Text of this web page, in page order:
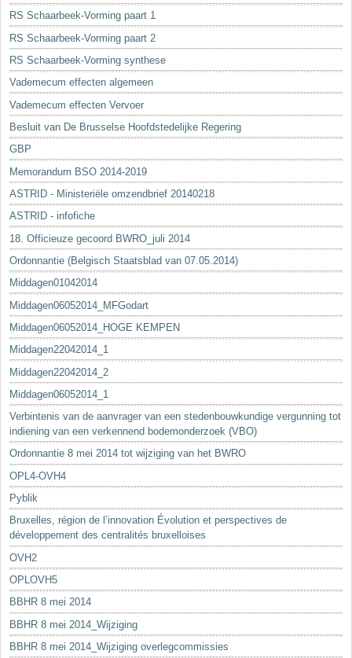
RS Schaarbeek-Vorming paart 1
RS Schaarbeek-Vorming paart 2
RS Schaarbeek-Vorming synthese
Vademecum effecten algemeen
Vademecum effecten Vervoer
Besluit van De Brusselse Hoofdstedelijke Regering
GBP
Memorandum BSO 2014-2019
ASTRID - Ministeriële omzendbrief 20140218
ASTRID - infofiche
18. Officieuze gecoord BWRO_juli 2014
Ordonnantie (Belgisch Staatsblad van 07.05.2014)
Middagen01042014
Middagen06052014_MFGodart
Middagen06052014_HOGE KEMPEN
Middagen22042014_1
Middagen22042014_2
Middagen06052014_1
Verbintenis van de aanvrager van een stedenbouwkundige vergunning tot
indiening van een verkennend bodemonderzoek (VBO)
Ordonnantie 8 mei 2014 tot wijziging van het BWRO
OPL4-OVH4
Pyblik
Bruxelles, région de l’innovation Évolution et perspectives de
développement des centralités bruxelloises
OVH2
OPLOVH5
BBHR 8 mei 2014
BBHR 8 mei 2014_Wijziging
BBHR 8 mei 2014_Wijziging overlegcommissies